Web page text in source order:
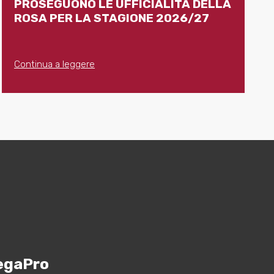
PROSEGUONO LE UFFICIALITÀ DELLA
ROSA PER LA STAGIONE 2026/27
Continua a leggere